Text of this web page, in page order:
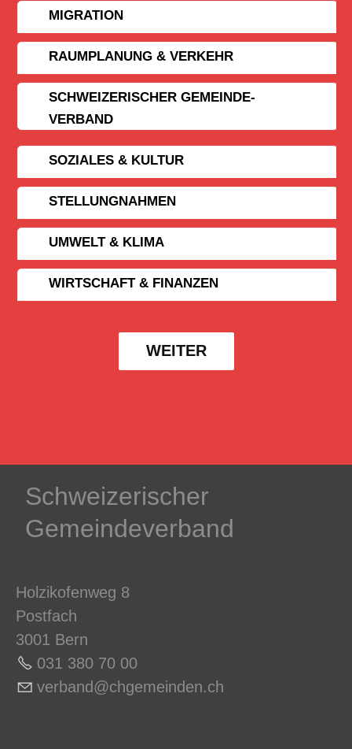
MIGRATION
RAUMPLANUNG & VERKEHR
SCHWEIZERISCHER GEMEINDE­
VERBAND
SOZIALES & KULTUR
STELLUNGNAHMEN
UMWELT & KLIMA
WIRTSCHAFT & FINANZEN
WEITER
Schweizerischer
Gemeindeverband
Holzikofenweg 8
Postfach
3001 Bern
031 380 70 00
v rb nd chg m nd n ch